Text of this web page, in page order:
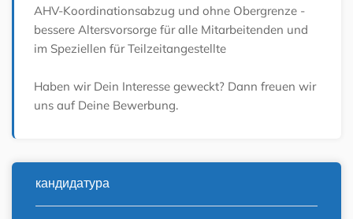
AHV-Koordinationsabzug und ohne Obergrenze -
bessere Altersvorsorge für alle Mitarbeitenden und
im Speziellen für Teilzeitangestellte
Haben wir Dein Interesse geweckt? Dann freuen wir
uns auf Deine Bewerbung.
кандидатура